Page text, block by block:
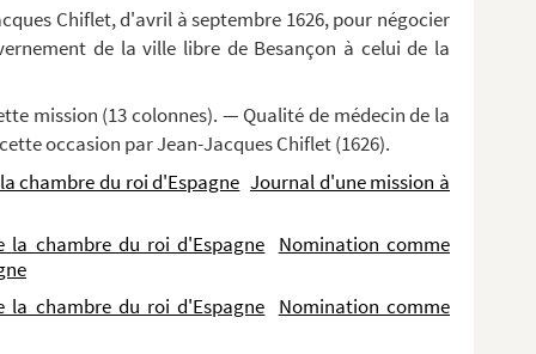
Chiflet, d'avril à septembre 1626, pour négocier
de la ville libre de Besançon à celui de la
mission (13 colonnes). — Qualité de médecin de la
occasion par Jean-Jacques Chiflet (1626).
chambre du roi d'Espagne Journal d'une mission à
la chambre du roi d'Espagne Nomination comme
la chambre du roi d'Espagne Nomination comme